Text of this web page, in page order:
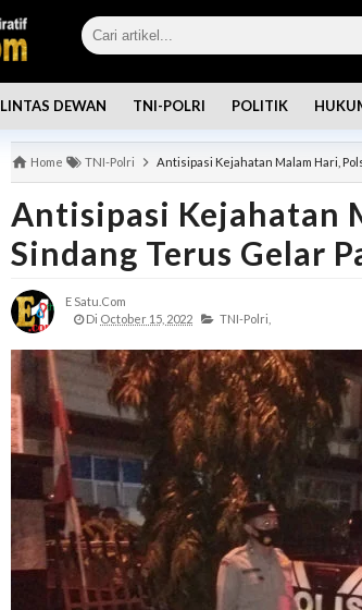
LINTAS DEWAN TNI-POLRI POLITIK
Home TNI-Polri Antisipasi Kejahatan Malam Hari,
Antisipasi Kejahatan
Sindang Terus Gelar
E Satu.com
Di October 15, 2022 TNI-Polri,